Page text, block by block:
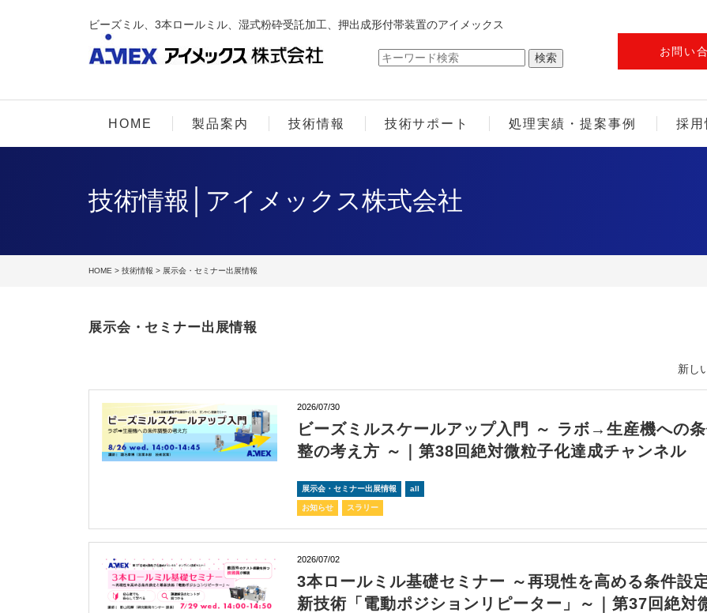
ビーズミル、3本ロールミル、湿式粉砕受託加工、押出成形付帯装置のアイメックス
お問い
HOME 製品案内 技術情報 技術サポート 処理実績・提案事例 採用
技術情報│アイメックス株式会社
HOME > 技術情報 > 展示会・セミナー出展情報
展示会・セミナー出展情報
新し
2026/07/30
ビーズミルスケールアップ入門 ～ ラボ→生産機への
整の考え方 ～｜第38回絶対微粒子化達成チャンネル
展示会・セミナー出展情報 all
お知らせ スラリー
2026/07/02
3本ロールミル基礎セミナー ～再現性を高める条件設
新技術「電動ポジションリピーター」～｜第37回絶対